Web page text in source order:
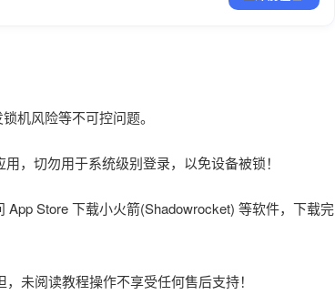
机风险等不可控问题。
，切勿用于系统级别登录，以免设备被锁！
Store 下载小火箭(Shadowrocket) 等软件，下载完
未阅读教程操作不享受任何售后支持！